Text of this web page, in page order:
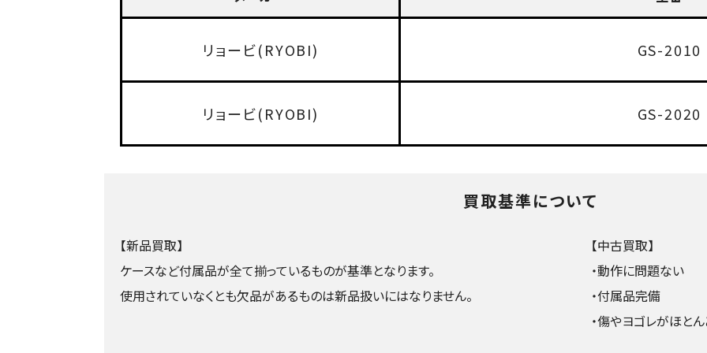
リョービ(RYOBI) GS-2010
リョービ(RYOBI) GS-2020
買取基準について
【新品買取】
ケースなど付属品が全て揃っているものが基準となります。
使用されていなくとも欠品があるものは新品扱いにはなりません。
【中古買取】
・動作に問題ない
・付属品完備
・傷やヨゴレがほと